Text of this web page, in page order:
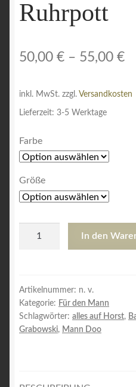
Warenkorb
Widerrufsbelehrung
Ruhrpott
50,00 € – 55,00 €
inkl. MwSt. zzgl. Versandkosten
Lieferzeit: 3-5 Werktage
Farbe
Größe
In den
Artikelnummer: n. v.
Kategorie: Für den Mann
Schlagwörter: alles auf Horst,
Grabowski, Mann Doo